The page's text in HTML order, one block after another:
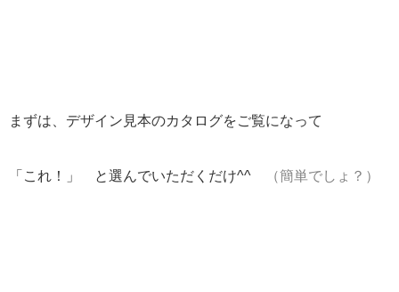
まずは、デザイン見本のカタログをご覧になって
「これ！」 と選んでいただくだけ^^ （簡単でしょ？）